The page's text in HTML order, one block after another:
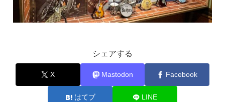
シェアする
X Mastodon Facebook
はてブ LINE